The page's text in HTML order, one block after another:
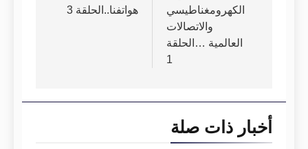
الكهرومغناطيسي
والاتصالات
العالمية …الحلقة
1
هواتفنا..الحلقة 3
أخبار ذات صلة